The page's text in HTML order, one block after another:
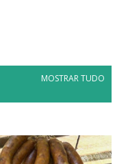
MOSTRAR TUDO